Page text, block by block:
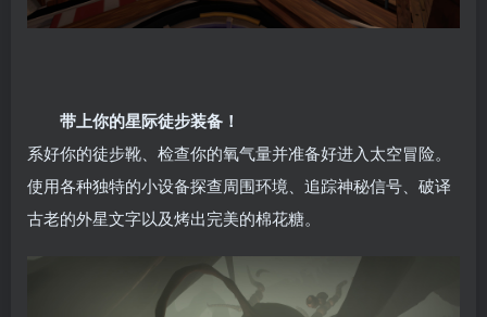
带上你的星际徒步装备！
系好你的徒步靴、检查你的氧气量并准备好进入太空冒险。
使用各种独特的小设备探查周围环境、追踪神秘信号、破译
古老的外星文字以及烤出完美的棉花糖。